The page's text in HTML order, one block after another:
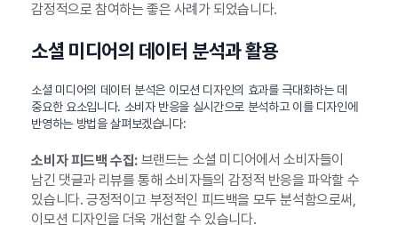
감정적으로 참여하는 좋은 사례가 되었습니다.
소셜 미디어의 데이터 분석과 활용
소셜 미디어의 데이터 분석은 이모션 디자인의 효과를 극대화하는 데
중요한 요소입니다. 소비자 반응을 실시간으로 분석하고 이를 디자인에
반영하는 방법을 살펴보겠습니다:
소비자 피드백 수집:브랜드는 소셜 미디어에서 소비자들이
남긴 댓글과 리뷰를 통해 소비자들의 감정적 반응을 파악할 수
있습니다. 긍정적이고 부정적인 피드백을 모두 분석함으로써,
이모션 디자인을 더욱 개선할 수 있습니다.